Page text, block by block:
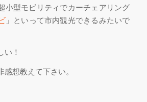
小型モビリティでカーチェアリング
」といって市内観光できるみたいで
い！
想教えて下さい。